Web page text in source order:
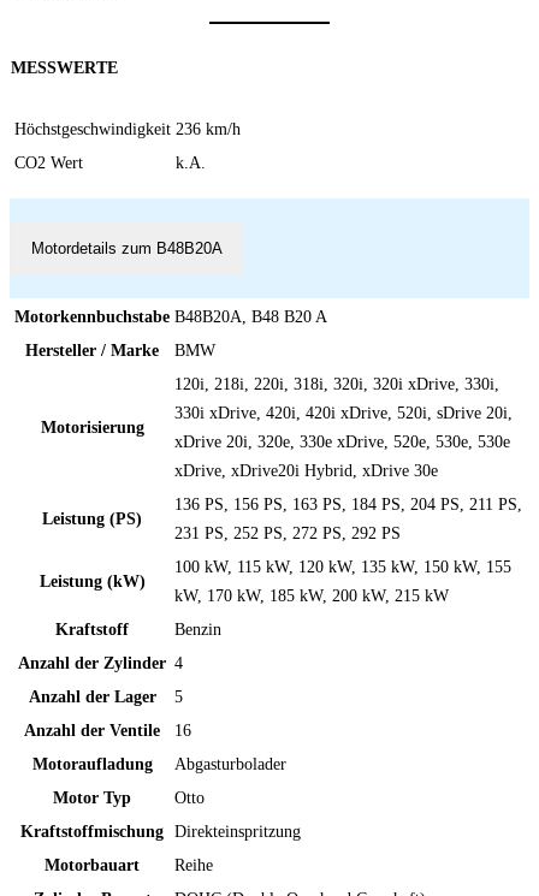
MESSWERTE
Höchstgeschwindigkeit 236 km/h
CO2 Wert
k.A.
Motordetails zum B48B20A
Motorkennbuchstabe B48B20A, B48 B20 A
Hersteller / Marke
BMW
Motorisierung
120i, 218i, 220i, 318i, 320i, 320i xDrive, 330i,
330i xDrive, 420i, 420i xDrive, 520i, sDrive 20i,
xDrive 20i, 320e, 330e xDrive, 520e, 530e, 530e
xDrive, xDrive20i Hybrid, xDrive 30e
Leistung (PS)
136 PS, 156 PS, 163 PS, 184 PS, 204 PS, 211 PS,
231 PS, 252 PS, 272 PS, 292 PS
Leistung (kW)
100 kW, 115 kW, 120 kW, 135 kW, 150 kW, 155
kW, 170 kW, 185 kW, 200 kW, 215 kW
Kraftstoff
Benzin
Anzahl der Zylinder 4
Anzahl der Lager
5
Anzahl der Ventile
16
Motoraufladung
Abgasturbolader
Motor Typ
Otto
Kraftstoffmischung Direkteinspritzung
Motorbauart
Reihe